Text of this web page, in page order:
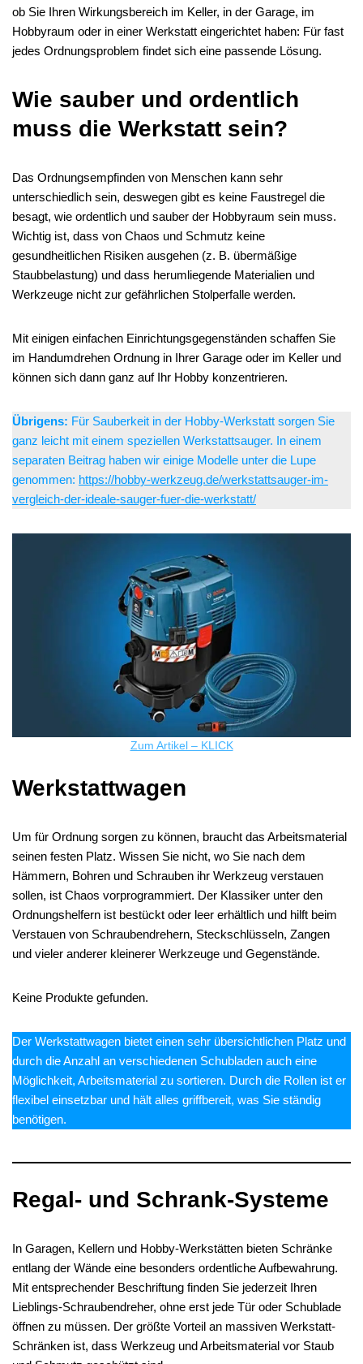
ob Sie Ihren Wirkungsbereich im Keller, in der Garage, im
Hobbyraum oder in einer Werkstatt eingerichtet haben: Für fast
jedes Ordnungsproblem findet sich eine passende Lösung.
Wie sauber und ordentlich
muss die Werkstatt sein?
Das Ordnungsempfinden von Menschen kann sehr
unterschiedlich sein, deswegen gibt es keine Faustregel die
besagt, wie ordentlich und sauber der Hobbyraum sein muss.
Wichtig ist, dass von Chaos und Schmutz keine
gesundheitlichen Risiken ausgehen (z. B. übermäßige
Staubbelastung) und dass herumliegende Materialien und
Werkzeuge nicht zur gefährlichen Stolperfalle werden.
Mit einigen einfachen Einrichtungsgegenständen schaffen Sie
im Handumdrehen Ordnung in Ihrer Garage oder im Keller und
können sich dann ganz auf Ihr Hobby konzentrieren.
Übrigens: Für Sauberkeit in der Hobby-Werkstatt sorgen Sie
ganz leicht mit einem speziellen Werkstattsauger. In einem
separaten Beitrag haben wir einige Modelle unter die Lupe
genommen: https://hobby-werkzeug.de/werkstattsauger-im-
vergleich-der-ideale-sauger-fuer-die-werkstatt/
Zum Artikel – KLICK
Werkstattwagen
Um für Ordnung sorgen zu können, braucht das Arbeitsmaterial
seinen festen Platz. Wissen Sie nicht, wo Sie nach dem
Hämmern, Bohren und Schrauben ihr Werkzeug verstauen
sollen, ist Chaos vorprogrammiert. Der Klassiker unter den
Ordnungshelfern ist bestückt oder leer erhältlich und hilft beim
Verstauen von Schraubendrehern, Steckschlüsseln, Zangen
und vieler anderer kleinerer Werkzeuge und Gegenstände.
Keine Produkte gefunden.
Der Werkstattwagen bietet einen sehr übersichtlichen Platz und
durch die Anzahl an verschiedenen Schubladen auch eine
Möglichkeit, Arbeitsmaterial zu sortieren. Durch die Rollen ist er
flexibel einsetzbar und hält alles griffbereit, was Sie ständig
benötigen.
Regal- und Schrank-Systeme
In Garagen, Kellern und Hobby-Werkstätten bieten Schränke
entlang der Wände eine besonders ordentliche Aufbewahrung.
Mit entsprechender Beschriftung finden Sie jederzeit Ihren
Lieblings-Schraubendreher, ohne erst jede Tür oder Schublade
öffnen zu müssen. Der größte Vorteil an massiven Werkstatt-
Schränken ist, dass Werkzeug und Arbeitsmaterial vor Staub